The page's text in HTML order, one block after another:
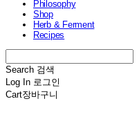
Philosophy
Shop
Herb & Ferment
Recipes
Search 검색
Log In 로그인
Cart장바구니